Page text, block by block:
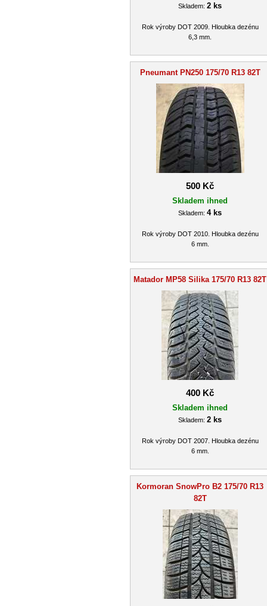
Skladem: 2 ks
Rok výroby DOT 2009. Hloubka dezénu
6,3 mm.
Pneumant PN250 175/70 R13 82T
500 Kč
Skladem ihned
Skladem: 4 ks
Rok výroby DOT 2010. Hloubka dezénu
6 mm.
Matador MP58 Silika 175/70 R13 82T
400 Kč
Skladem ihned
Skladem: 2 ks
Rok výroby DOT 2007. Hloubka dezénu
6 mm.
Kormoran SnowPro B2 175/70 R13
82T